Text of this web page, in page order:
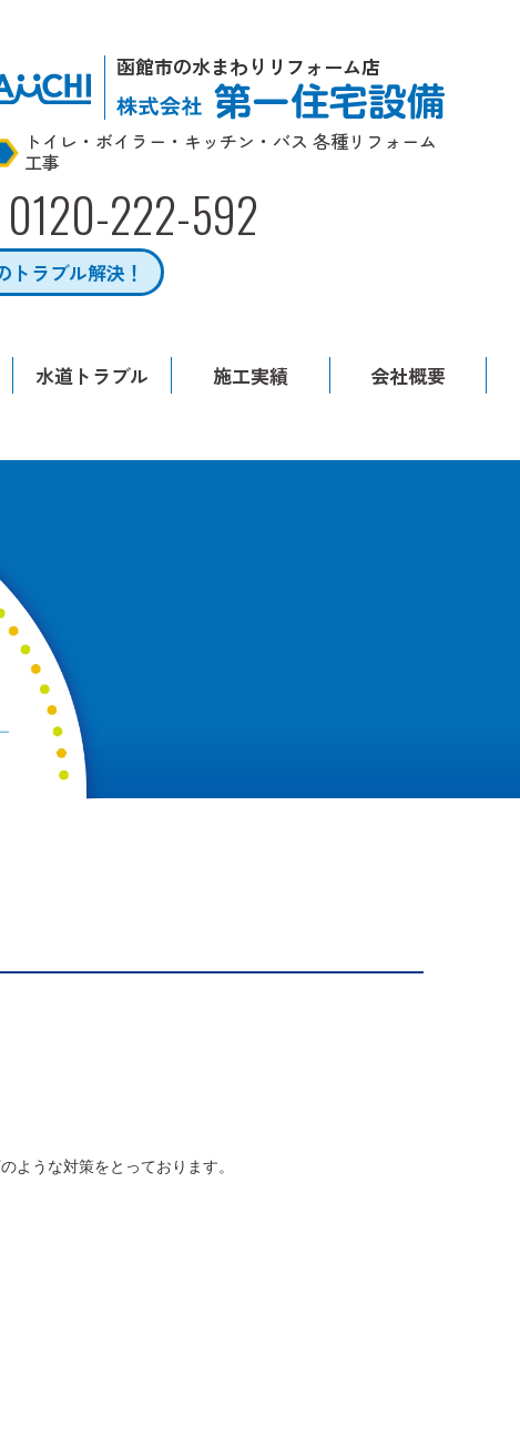
函館市の水まわりリフォーム店
トイレ・ボイラー・キッチン・バス 各種リフォーム
工事
0120-222-592
トラブル解決！
水道トラブル 施工実績 会社概要
ような対策をとっております。